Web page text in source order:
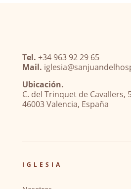
Tel. +34 963 92 29 65
Mail.
Ubicación.
C. del Trinquet de Cavallers,
46003 Valencia, España
IGLESIA